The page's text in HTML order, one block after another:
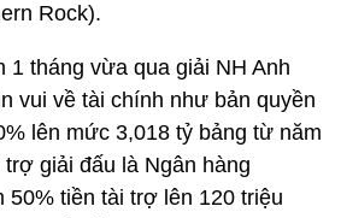
Rock).
1 tháng vừa qua giải NH Anh
vui về tài chính như bản quyền
lên mức 3,018 tỷ bảng từ năm
giải đấu là Ngân hàng
50% tiền tài trợ lên 120 triệu